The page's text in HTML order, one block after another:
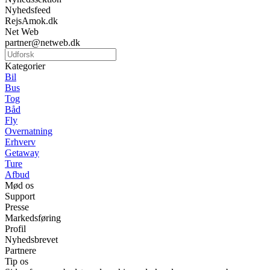
Nyhedsfeed
RejsAmok.dk
Net Web
partner@netweb.dk
Kategorier
Bil
Bus
Tog
Båd
Fly
Overnatning
Erhverv
Getaway
Ture
Afbud
Mød os
Support
Presse
Markedsføring
Profil
Nyhedsbrevet
Partnere
Tip os